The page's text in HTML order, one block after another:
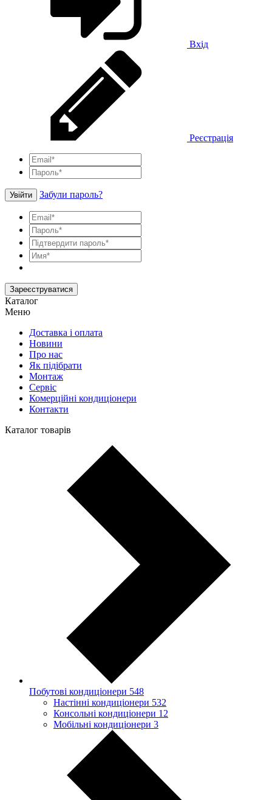
Вхід
Реєстрація
Увійти Забули пароль?
Зареєструватися
Каталог
Меню
Доставка і оплата
Новини
Про нас
Як підібрати
Монтаж
Сервіс
Комерційні кондиціонери
Контакти
Каталог товарів
Побутові кондиціонери 548
Настінні кондиціонери 532
Консольні кондиціонери 12
Мобільні кондиціонери 3